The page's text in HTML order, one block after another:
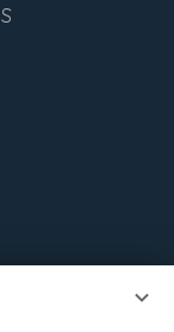
S